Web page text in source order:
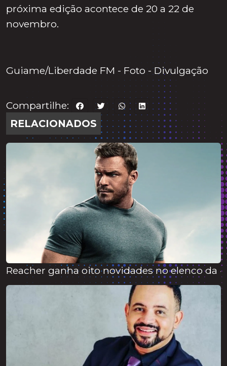
próxima edição acontece de 20 a 22 de
novembro.
Guiame/Liberdade FM - Foto - Divulgação
Compartilhe:
RELACIONADOS
Reacher ganha oito novidades no elenco da